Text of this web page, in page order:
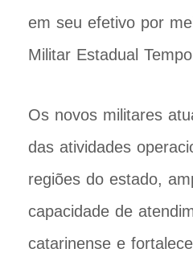
em seu efetivo por
Militar Estadual
Os novos militares
das atividades
regiões do estado,
capacidade de
catarinense e